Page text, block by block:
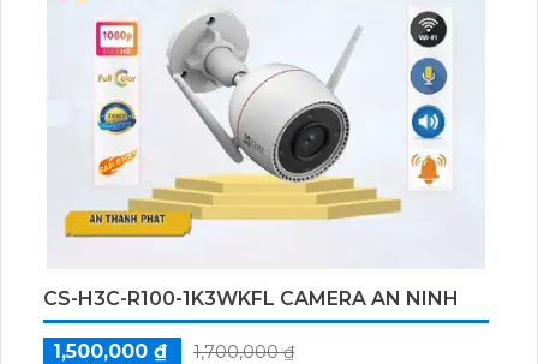
Wifi, cho phép quản lý từ xa. Ngoài ra, camera còn có
khả năng thu âm để lưu trữ âm thanh cần thiết.
CS-H3C-R100-1K3WKFL CAMERA AN NINH
1,500,000 ₫
1,700,000 ₫